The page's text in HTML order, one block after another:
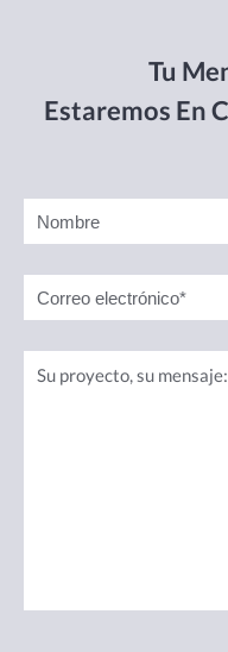
Tu
Estaremos En